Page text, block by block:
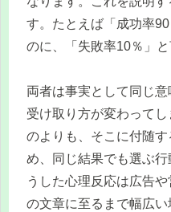
す。たとえば「成功率
のに、「失敗率10％」
両者は事実として同じ
受け取り方が変わって
のよりも、そこに付随す
め、同じ結果でも選ぶ
うした心理反応は広告
の文章に至るまで幅広